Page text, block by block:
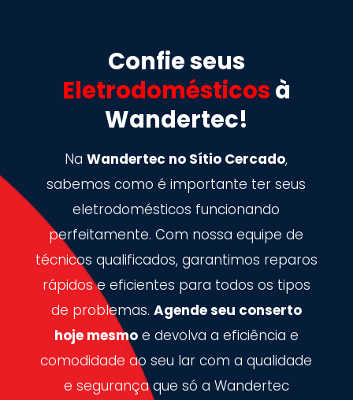
Confie seus
Eletrodomésticos à
Wandertec!
NaWandertec no Sítio Cercado,
sabemos como é importante ter seus
eletrodomésticos funcionando
perfeitamente. Com nossa equipe de
técnicos qualificados, garantimos reparos
rápidos e eficientes para todos os tipos
de problemas. Agende seu conserto
hoje mesmoe devolva a eficiência e
comodidade ao seu lar com a qualidade
e segurança que só a Wandertec